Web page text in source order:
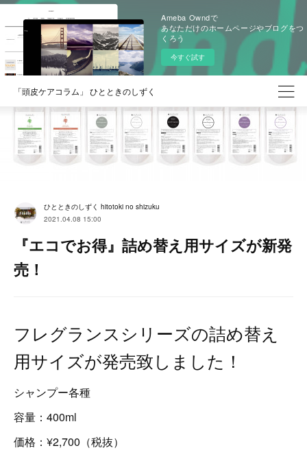
Ameba Owndで
あなただけのホームページやブログをつ
くろう
今すぐ試す
「頭皮ケアコラム」 ひとときのしずく
ひとときのしずく hitotoki no shizuku
2021.04.08 15:00
『エコでお得』詰め替え用サイズが新発
売！
フレグランスシリーズの詰め替え
用サイズが発売致しました！
シャンプー各種
容量：400ml
価格：¥2,700（税抜）